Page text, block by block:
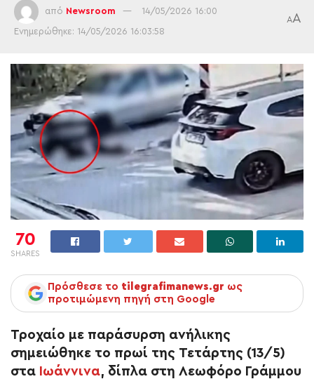
από Newsroom 14/05/2026 16:00
Ενημερώθηκε: 14/05/2026 16:03:58
AA
70
SHARES
Πρόσθεσε το tilegrafimanews.gr ως
προτιμώμενη πηγή στη Google
Τροχαίο με παράσυρση ανήλικης
σημειώθηκε το πρωί της Τετάρτης (13/5)
στα Ιωάννινα, δίπλα στη Λεωφόρο Γράμμου